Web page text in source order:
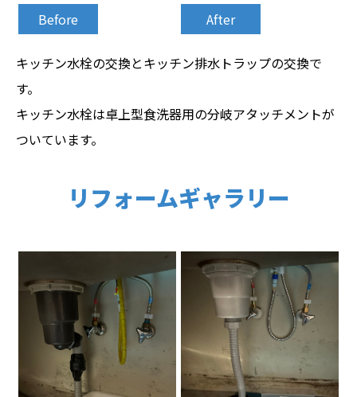
Before After
キッチン水栓の交換とキッチン排水トラップの交換で
す。
キッチン水栓は卓上型食洗器用の分岐アタッチメントが
ついています。
リフォームギャラリー